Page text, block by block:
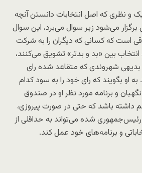
و نظری که اصل انتخابات دانستن آنچه
می‌شود زیر سوال می‌برد، این سوال
است که کسانی که دیگران را به شرکت
انتخاب بین «بد و بدتر» تشویق می‌کنند،
شهروندی که متقاعد شده رای
به او بگویند که رای خود را به سود کدام
و برنامه مورد نظر او در صندوق
داشته باشد که حتی در صورت پیروزی،
رئیس‌جمهوری شده می‌تواند به حداقلی از
و برنامه‌های خود عمل کند.